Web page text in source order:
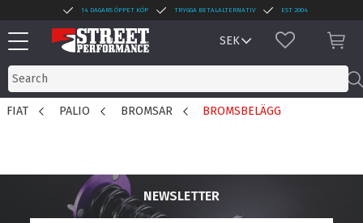
Menu
14 DAGARS ÖPPET KÖP TRYGGA BETALALTERNATIV EST 2004
FAVORITES
FIAT PALIO BROMSAR BROMSBELÄGG
NEWSLETTER